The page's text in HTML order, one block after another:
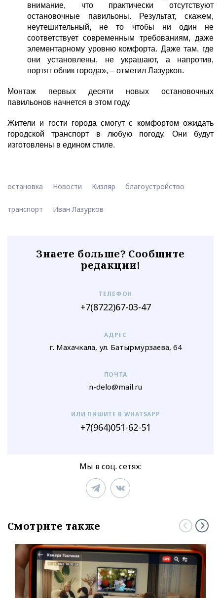
внимание, что практически отсутствуют
остановочные павильоны. Результат, скажем,
неутешительный, не то чтобы ни один не
соответствует современным требованиям, даже
элементарному уровню комфорта. Даже там, где
они установлены, не украшают, а напротив,
портят облик города», – отметил Лазурков.
Монтаж первых десяти новых остановочных
павильонов начнется в этом году.
Жители и гости города смогут с комфортом ожидать
городской транспорт в любую погоду. Они будут
изготовлены в едином стиле.
остановка Новости Кизляр благоустройство
транспорт Иван Лазурков
Знаете больше? Сообщите
редакции!
ТЕЛЕФОН
+7(8722)67-03-47
АДРЕС
г. Махачкала, ул. Батырмурзаева, 64
ПОЧТА
n-delo@mail.ru
ИЛИ ПИШИТЕ В WHATSAPP
+7(964)051-62-51
Мы в соц. сетях:
Смотрите также